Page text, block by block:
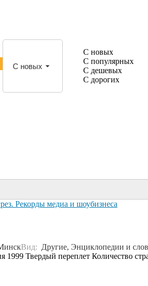
С новых
С новых
С популярных
С дешевых
С дорогих
Рекорды медиа и шоубизнеса
Вид: Другие, Энциклопедии и
1999 Твердый переплет Количество